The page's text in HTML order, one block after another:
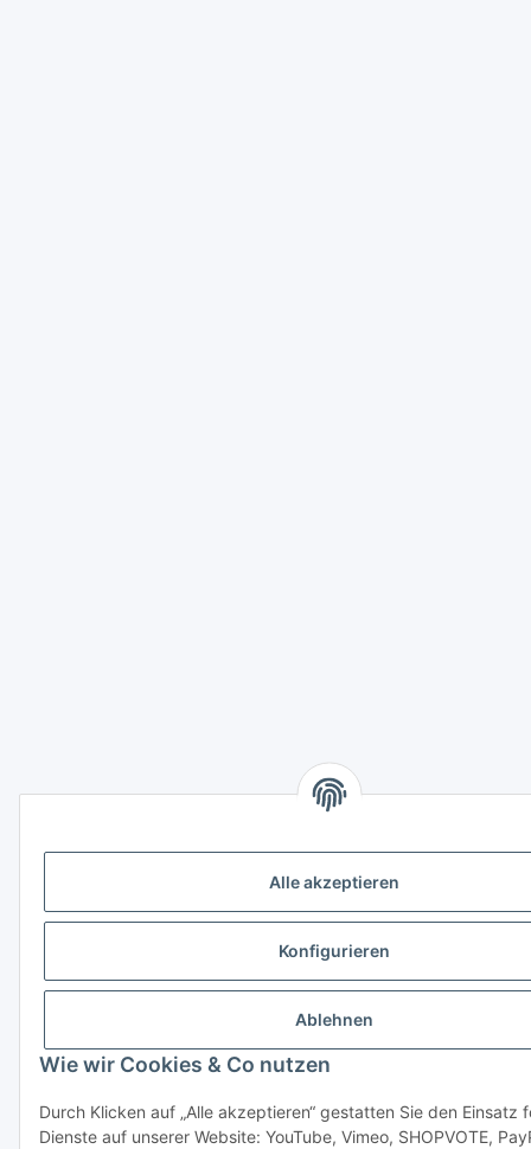
Alle akzeptieren
Konfigurieren
Ablehnen
Wie wir Cookies & Co nutzen
Durch Klicken auf „Alle akzeptieren“ gestatten Sie den Einsatz
Dienste auf unserer Website: YouTube, Vimeo, SHOPVOTE,